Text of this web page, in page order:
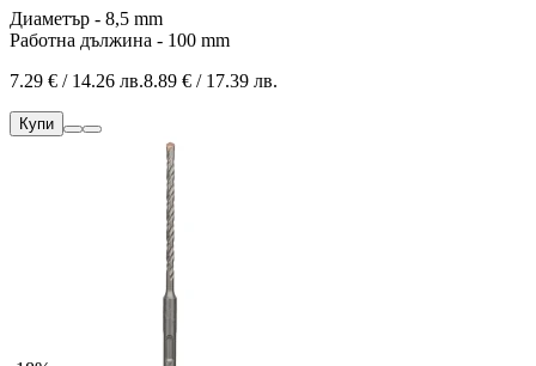
Диаметър - 8,5 mm
Работна дължина - 100 mm
7.29 € / 14.26 лв.8.89 € / 17.39 лв.
Купи